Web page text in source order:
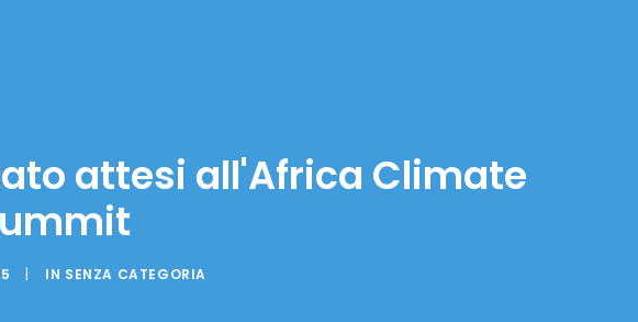
attesi all'Africa Climate
| IN SENZA CATEGORIA